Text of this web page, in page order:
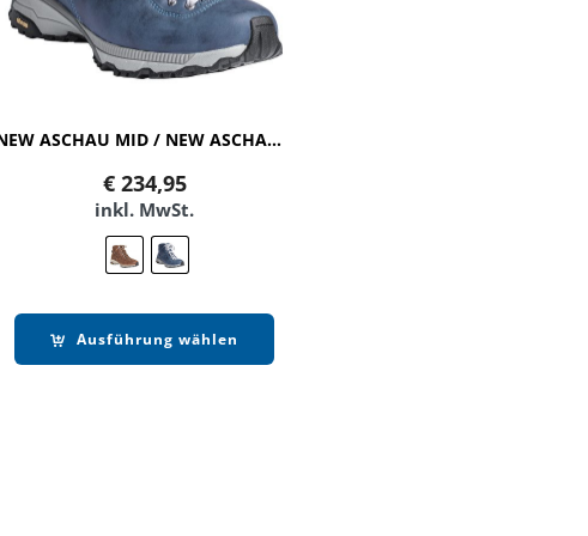
NEW ASCHAU MID / NEW ASCHAU MID SYMPATEX
€234,95
inkl. MwSt.
Ausführung wählen